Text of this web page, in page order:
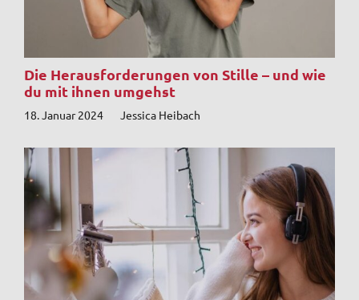
Die Herausforderungen von Stille – und wie
du mit ihnen umgehst
18. Januar 2024 Jessica Heibach